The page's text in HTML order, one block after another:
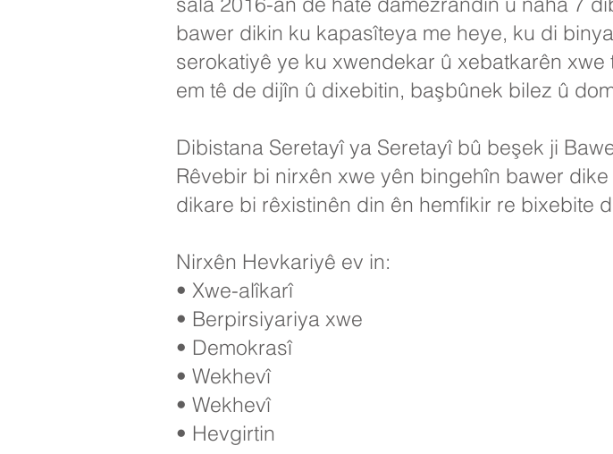
bawer dikin ku kapasîteya me heye, ku di
serokatiyê ye ku xwendekar û xebatkarên
em tê de dijîn û dixebitin, başbûnek bilez û
Dibistana Seretayî ya Seretayî bû beşek ji
Rêvebir bi nirxên xwe yên bingehîn bawer
dikare bi rêxistinên din ên hemfikir re bixebite
Nirxên Hevkariyê ev in:
• Xwe-alîkarî
• Berpirsiyariya xwe
• Demokrasî
• Wekhevî
• Wekhevî
• Hevgirtin